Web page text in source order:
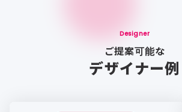
Designer
ご提案可能な
デザイナー例